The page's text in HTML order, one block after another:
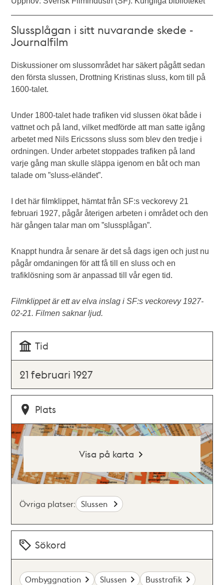
Slussplågan i sitt nuvarande skede -
Journalfilm
Diskussioner om slussområdet har säkert pågått sedan
den första slussen, Drottning Kristinas sluss, kom till på
1600-talet.
Under 1800-talet hade trafiken vid slussen ökat både i
vattnet och på land, vilket medförde att man satte igång
arbetet med Nils Ericssons sluss som blev den tredje i
ordningen. Under arbetet stoppades trafiken på land
varje gång man skulle släppa igenom en båt och man
talade om ”sluss-eländet”.
I det här filmklippet, hämtat från SF:s veckorevy 21
februari 1927, pågår återigen arbeten i området och den
här gången talar man om ”slussplågan”.
Knappt hundra år senare är det så dags igen och just nu
pågår omdaningen för att få till en sluss och en
trafiklösning som är anpassad till vår egen tid.
Filmklippet är ett av elva inslag i SF:s veckorevy 1927-
02-21. Filmen saknar ljud.
Tid
21 februari 1927
Plats
Visa på karta
Övriga platser: Slussen
Sökord
Ombyggnation Slussen
Busstrafik